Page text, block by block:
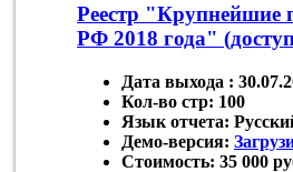
Реестр "Крупнейшие
РФ 2018 года"
Дата выхода :
Кол-во стр: 100
Язык отчета:
Демо-версия:
Стоимость: 35 000